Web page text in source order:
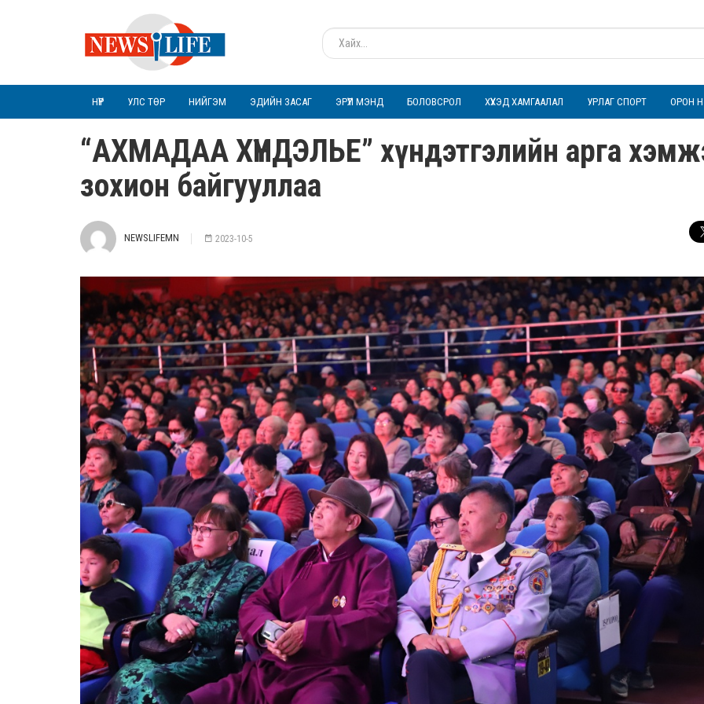
НҮҮР УЛС ТӨР НИЙГЭМ ЭДИЙН ЗАСАГ ЭРҮҮЛ МЭНД БОЛОВСРОЛ ХҮҮХЭД ХАМГААЛАЛ УРЛАГ СПОРТ ОРОН
“АХМАДАА ХҮНДЭЛЬЕ” хүндэтгэлийн арга
зохион байгууллаа
NEWSLIFEMN 2023-10-5